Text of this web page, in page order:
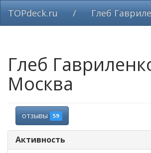
TOPdeck.ru / Глеб
Глеб
Москва
отзывы 59
Активность